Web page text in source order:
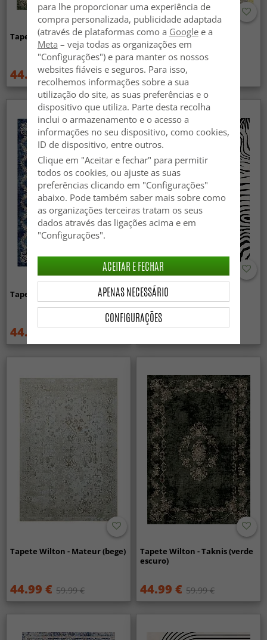
Tapete Wilton - Taknis (verde)
44.99 € 59.99 €
Tapete Wilton - Elena
(bege/dourado)
44.99 € 59.99 €
Tapete Wilton - Taknis (azul)
44.99 €
Tapete Wilton - Zebra
(preto/branco)
44.99 €
Tapete Wilton - Mateur (bege)
44.99 € 59.99 €
Tapete Wilton - Taknis (verde
escuro)
44.99 € 59.99 €
para lhe proporcionar uma experiência de
compra personalizada, publicidade adaptada
(através de plataformas como a Googlee a
Meta – veja todas as organizações em
"Configurações") e para manter os nossos
websites fiáveis e seguros. Para isso,
recolhemos informações sobre a sua
utilização do site, as suas preferências e o
dispositivo que utiliza. Parte desta recolha
inclui o armazenamento e o acesso a
informações no seu dispositivo, como cookies,
ID de dispositivo, entre outros.
Clique em "Aceitar e fechar" para permitir
todos os cookies, ou ajuste as suas
preferências clicando em "Configurações"
abaixo. Pode também saber mais sobre como
as organizações terceiras tratam os seus
dados através das ligações acima e em
"Configurações".
CONFIGURAÇÕES
APENAS NECESSÁRIO
ACEITAR E FECHAR